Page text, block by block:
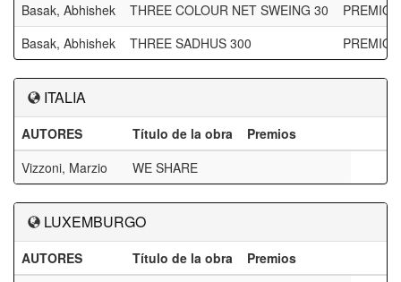
Basak, Abhishek
THREE COLOUR NET SWEING 30
PREMIO
Basak, Abhishek
THREE SADHUS 300 PREMIO
ITALIA
AUTORES Título de la obra
Premios
Vizzoni, Marzio
WE SHARE
LUXEMBURGO
AUTORES Título de la obra
Premios